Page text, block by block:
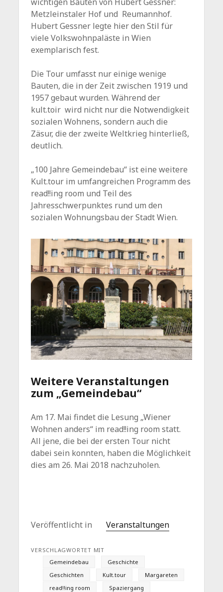
Metzleinstaler Hof und Reumannhof.
Hubert Gessner legte hier den Stil für
viele Volkswohnpaläste in Wien
exemplarisch fest.
Die Tour umfasst nur einige wenige
Bauten, die in der Zeit zwischen 1919 und
1957 gebaut wurden. Während der
kult.toir wird nicht nur die Notwendigkeit
sozialen Wohnens, sondern auch die
Zäsur, die der zweite Weltkrieg hinterließ,
deutlich.
„100 Jahre Gemeindebau“ ist eine weitere
Kult.tour im umfangreichen Programm des
read!!ing room und Teil des
Jahresschwerpunktes rund um den
sozialen Wohnungsbau der Stadt Wien.
Weitere Veranstaltungen
zum „Gemeindebau“
Am 17. Mai findet die Lesung „Wiener
Wohnen anders“ im read!!ing room statt.
All jene, die bei der ersten Tour nicht
dabei sein konnten, haben die Möglichkeit
dies am 26. Mai 2018 nachzuholen.
Veröffentlicht in Veranstaltungen
VERSCHLAGWORTET MIT
Gemeindebau
Geschichte
Geschichten
Kult.tour
Margareten
read!!ing room
Spaziergang